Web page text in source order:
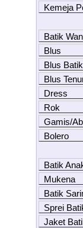
Kemeja
Batik
Blus
Blus
Blus
Dress
Rok
Gamis/
Bolero
Batik
Mukena
Batik
Sprei
Jaket